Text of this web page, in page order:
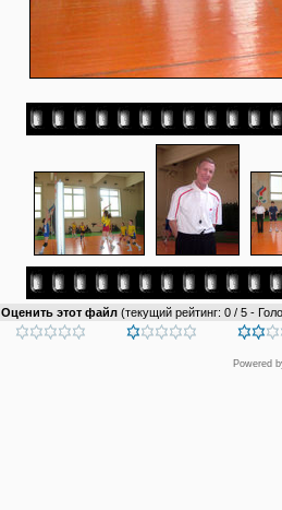
Оценить этот файл (текущий рейтинг: 0 / 5 -
Powered